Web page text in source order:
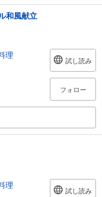
和風献立
理
試し読み
フォロー
理
試し読み